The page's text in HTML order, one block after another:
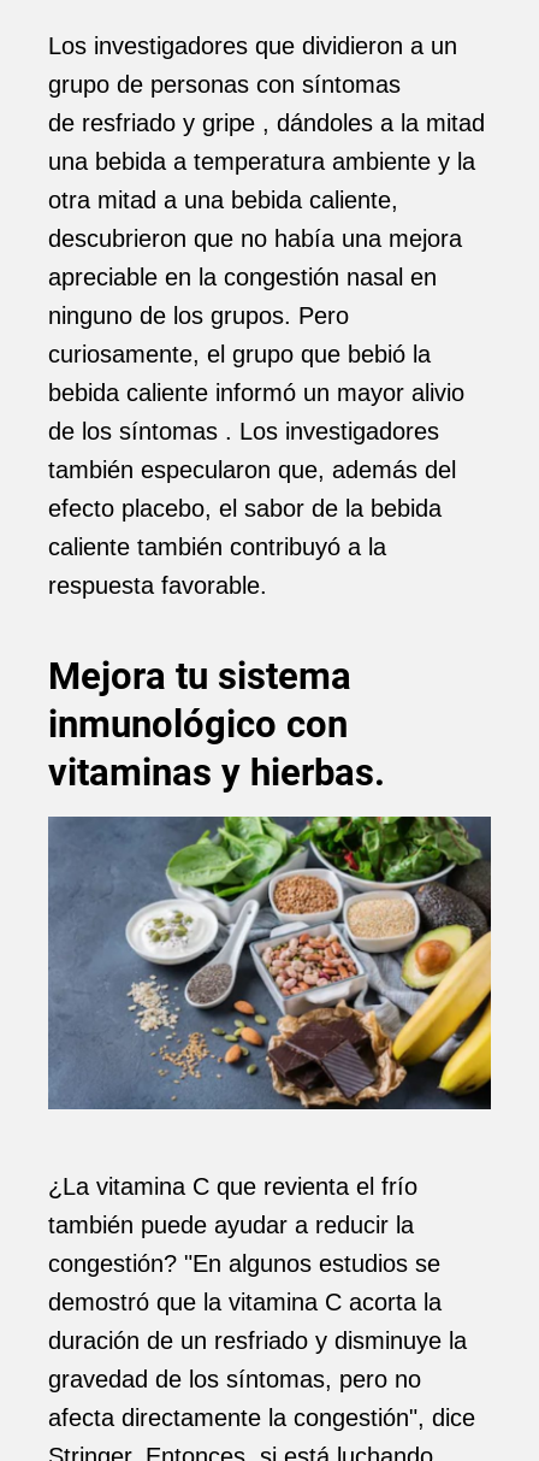
Los investigadores que dividieron a un
grupo de personas con síntomas
de resfriado y gripe , dándoles a la mitad
una bebida a temperatura ambiente y la
otra mitad a una bebida caliente,
descubrieron que no había una mejora
apreciable en la congestión nasal en
ninguno de los grupos. Pero
curiosamente, el grupo que bebió la
bebida caliente informó un mayor alivio
de los síntomas . Los investigadores
también especularon que, además del
efecto placebo, el sabor de la bebida
caliente también contribuyó a la
respuesta favorable.
Mejora tu sistema
inmunológico con
vitaminas y hierbas.
¿La vitamina C que revienta el frío
también puede ayudar a reducir la
congestión? "En algunos estudios se
demostró que la vitamina C acorta la
duración de un resfriado y disminuye la
gravedad de los síntomas, pero no
afecta directamente la congestión", dice